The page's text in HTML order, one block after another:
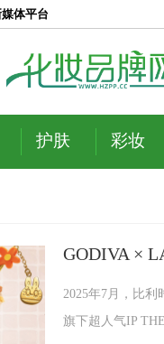
体平台
护肤 彩妆
GODIVA ×
2025年7月，比利
旗下超人气IP